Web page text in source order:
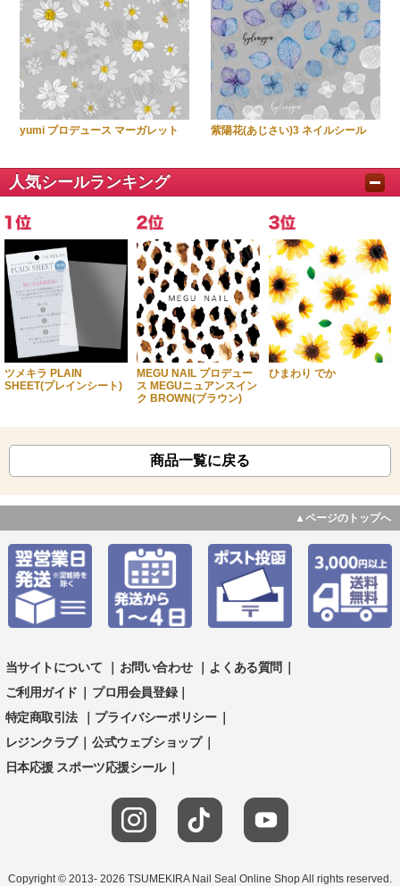
yumi プロデュース マーガレット 紫陽花(あじさい)3 ネイルシール
人気シールランキング
ツメキラ PLAIN
SHEET(プレインシート)
MEGU NAIL プロデュー
ス MEGUニュアンスイン
ク BROWN(ブラウン)
ひまわり でか
商品一覧に戻る
▲ページのトップへ
当サイトについて お問い合わせ よくある質問
ご利用ガイド
プロ用会員登録｜
特定商取引法
プライバシーポリシー
レジンクラブ
公式ウェブショップ｜
日本応援 スポーツ応援シール
Copyright © 2013- 2026 TSUMEKIRA Nail Seal Online Shop All rights reserved.